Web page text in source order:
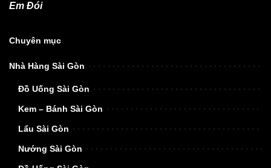
Em Đói
Chuyên mục
Nhà Hàng Sài Gòn
Đồ Uống Sài Gòn
Kem – Bánh Sài Gòn
Lẩu Sài Gòn
Nướng Sài Gòn